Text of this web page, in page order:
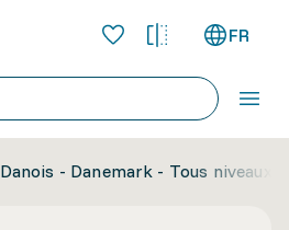
FR
Danois - Danemark - Tous niveaux -